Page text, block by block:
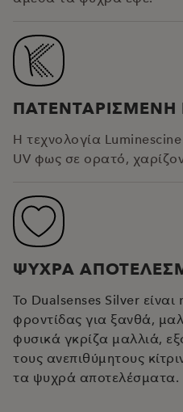
ΠΑΤΕΝΤΑΡΙΣΜΕΝΗ
Η τεχνολογία
UV φως σε ορατό,
ΨΥΧΡΑ
Το Dualsenses Silver είναι
φροντίδας για ξανθά,
φυσικά γκρίζα μαλλιά,
τους ανεπιθύμητους
τα ψυχρά αποτελέσματα.